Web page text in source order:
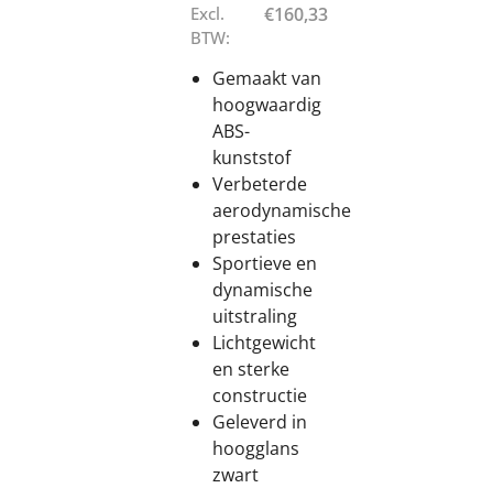
Excl.
BTW:
€160,33
Gemaakt van
hoogwaardig
ABS-
kunststof
Verbeterde
aerodynamische
prestaties
Sportieve en
dynamische
uitstraling
Lichtgewicht
en sterke
constructie
Geleverd in
hoogglans
zwart